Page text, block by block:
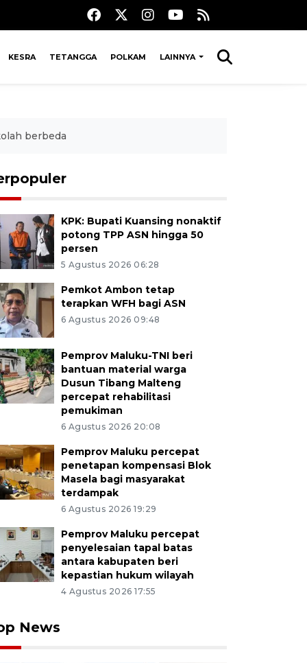
KESRA TETANGGA POLKAM LAINNYA
berbeda
KPK: Bupati Kuansing nonaktif
potong TPP ASN hingga 50
persen
5 Agustus 2026 06:28
Pemkot Ambon tetap
terapkan WFH bagi ASN
6 Agustus 2026 09:48
Pemprov Maluku-TNI beri
bantuan material warga
Dusun Tibang Malteng
percepat rehabilitasi
pemukiman
6 Agustus 2026 20:08
Pemprov Maluku percepat
penetapan kompensasi Blok
Masela bagi masyarakat
terdampak
6 Agustus 2026 19:29
Pemprov Maluku percepat
penyelesaian tapal batas
antara kabupaten beri
kepastian hukum wilayah
4 Agustus 2026 17:55
News